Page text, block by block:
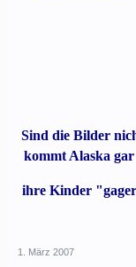
Sind die Bilder
kommt Alaska
ihre Kinder
1. März 2007